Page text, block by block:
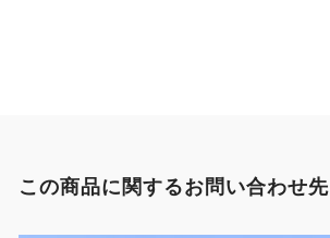
この商品に関するお問い合わせ先